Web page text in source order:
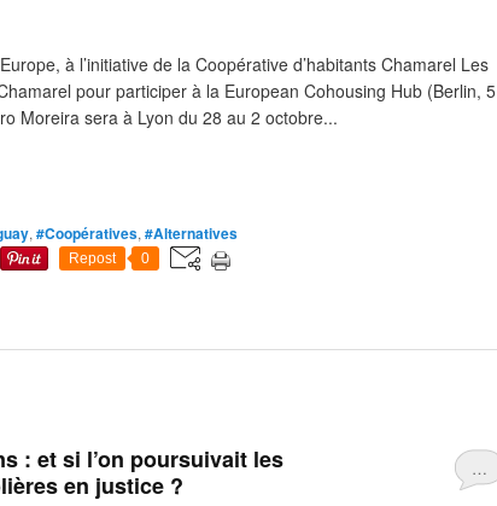
à l’initiative de la Coopérative d’habitants Chamarel Les
pour participer à la European Cohousing Hub (Berlin, 5
Moreira sera à Lyon du 28 au 2 octobre...
, #Coopératives, #Alternatives
Repost 0
…
: et si l’on poursuivait les
en justice ?